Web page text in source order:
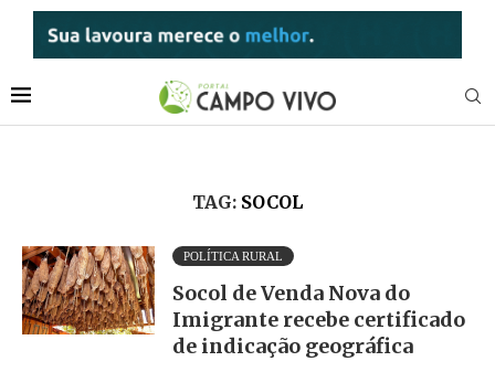
TAG: SOCOL
POLÍTICA RURAL
Socol de Venda Nova do
Imigrante recebe certificado
de indicação geográfica